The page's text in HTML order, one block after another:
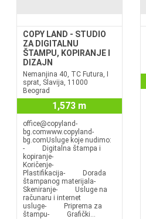
COPY LAND - STUDIO
ZA DIGITALNU
ŠTAMPU, KOPIRANJE I
DIZAJN
Nemanjina 40, TC Futura, I
sprat, Slavija, 11000
Beograd
1,573 m
office@copyland-
bg.comwww.copyland-
bg.comUsluge koje nudimo:
- Digitalna štampa i
kopiranje-
Koričenje-
Plastifikacija- Dorada
štampanog materijala-
Skeniranje- Usluge na
računaru i internet
usluge- Priprema za
štampu- Grafički...